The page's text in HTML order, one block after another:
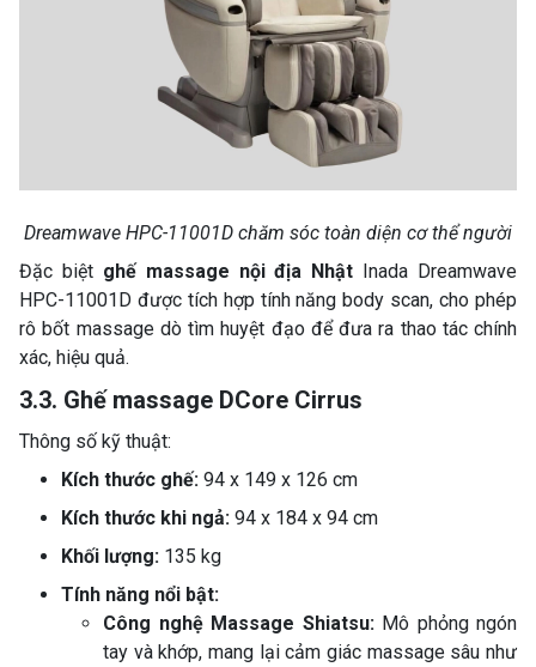
Dreamwave HPC-11001D chăm sóc toàn diện cơ thể người
Đặc biệt ghế massage nội địa Nhật Inada Dreamwave
HPC-11001D được tích hợp tính năng body scan, cho phép
rô bốt massage dò tìm huyệt đạo để đưa ra thao tác chính
xác, hiệu quả.
3.3. Ghế massage DCore Cirrus
Thông số kỹ thuật:
Kích thước ghế: 94 x 149 x 126 cm
Kích thước khi ngả: 94 x 184 x 94 cm
Khối lượng: 135 kg
Tính năng nổi bật:
Công nghệ Massage Shiatsu:Mô phỏng ngón
tay và khớp, mang lại cảm giác massage sâu như